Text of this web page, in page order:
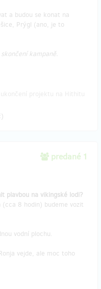
a budou se konat na
Prýgl (ano, je to
kampaně.
)
predané 1
plavbou na vikingské lodi?
(cca 8 hodin) budeme vozit
vodní plochu.
vejde, ale moc toho